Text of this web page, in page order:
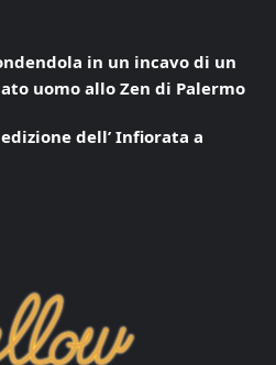
in un incavo di un
uomo allo Zen di Palermo
dell’ Infiorata a